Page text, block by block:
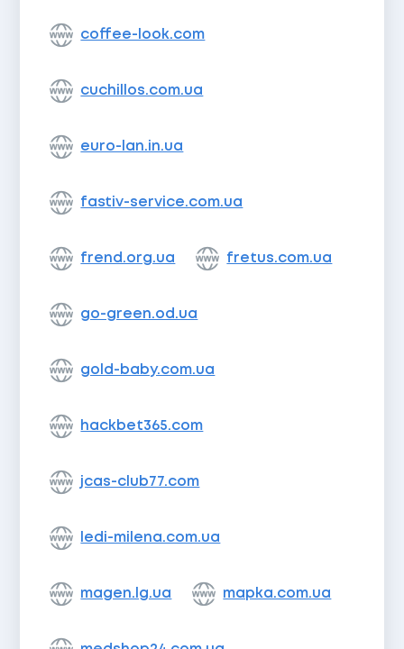
coffee-look.com
cuchillos.com.ua
euro-lan.in.ua
fastiv-service.com.ua
frend.org.ua fretus.com.ua
go-green.od.ua
gold-baby.com.ua
hackbet365.com
jcas-club77.com
ledi-milena.com.ua
magen.lg.ua mapka.com.ua